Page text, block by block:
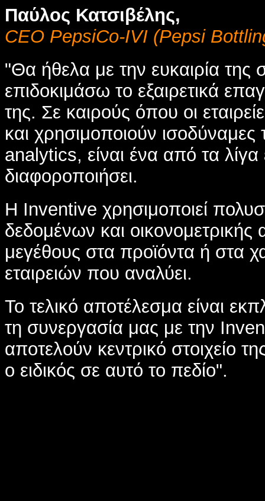
Παύλος Κατσιβέλης,
CEO PepsiCo-IVI (Pepsi
"Θα ήθελα με την ευκαιρία
επιδοκιμάσω το εξαιρετικά
της. Σε καιρούς όπου οι
και χρησιμοποιούν
analytics, είναι ένα από τα
διαφοροποιήσει.
Η Inventive χρησιμοποιεί
δεδομένων και
μεγέθους στα προϊόντα ή στα
εταιρειών που αναλύει.
Το τελικό αποτέλεσμα είναι
τη συνεργασία μας με την
αποτελούν κεντρικό στοιχείο
ο ειδικός σε αυτό το πεδίο".